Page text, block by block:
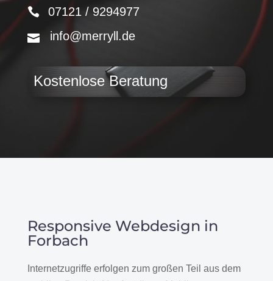
07121 / 9294977
info@merryll.de
Kostenlose Beratung
Responsive Webdesign in
Forbach
Internetzugriffe erfolgen zum großen Teil aus dem